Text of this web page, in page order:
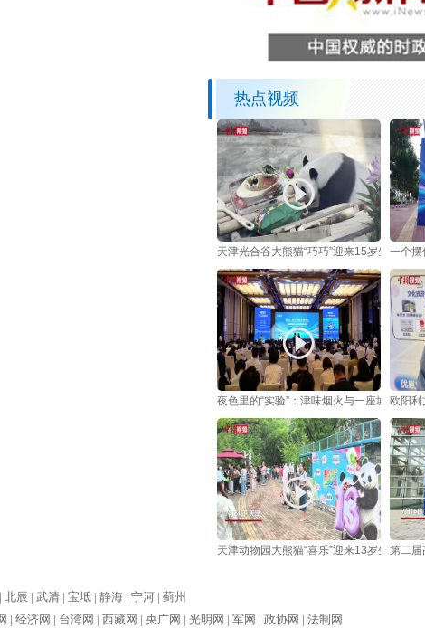
热点视频
天津光合谷大熊猫“巧巧”迎来15岁生日一个摆
夜色里的“实验”：津味烟火与一座城的消费
欧阳
天津动物园大熊猫“喜乐”迎来13岁生日第二届
北辰 |武清 |宝坻 |静海 |宁河 |蓟州
|经济网 | 台湾网 |西藏网 |央广网 |光明网 |军网 |政协网 |法制网